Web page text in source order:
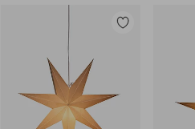
Lisää